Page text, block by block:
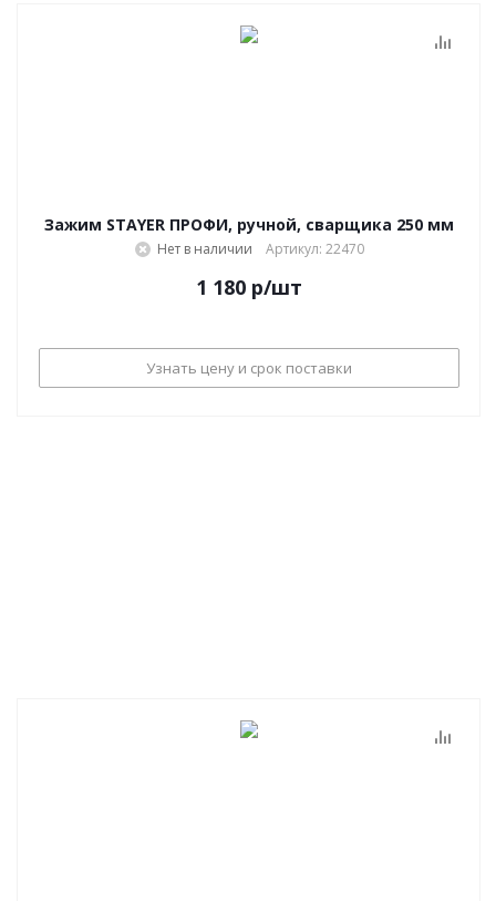
Зажим STAYER ПРОФИ, ручной, сварщика 250 мм
Нет в наличии Артикул: 22470
1 180 р/шт
Узнать цену и срок поставки